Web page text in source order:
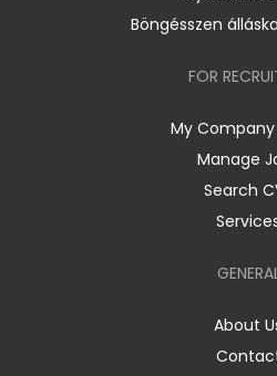
Böngésszen
FOR
My Company
Manage
Search
About